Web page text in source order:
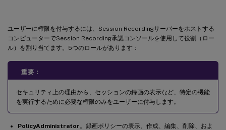
ユーザーに権限を付与するには、Session Recordingサーバーをホストする
コンピューターでSession Recording承認コンソールを使用して役割（ロー
ル）を割り当てます。5つのロールがあります：
重要：
セキュリティ上の理由から、セッションの録画の表示など、特定の機能
を実行するために必要な権限のみをユーザーに付与します。
PolicyAdministrator 。録画ポリシーの表示、作成、編集、削除、およ